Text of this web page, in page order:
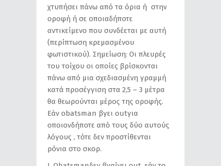
χτυπήσει πάνω από τα όρια ή στην
οροφή ή σε οποιαδήποτε
αντικείμενο που συνδέεται με αυτή
(περίπτωση κρεμασμένου
φωτιστικού). Σημείωση: Οι πλευρές
του τοίχου οι οποίες βρίσκονται
πάνω από μια σχεδιασμένη γραμμή
κατά προσέγγιση στα 2,5 – 3 μέτρα
θα θεωρούνται μέρος της οροφής.
Εάν obatsman βγει outγια
οποιονδήποτε από τους δύο αυτούς
λόγους , τότε δεν προστίθενται
ρόνια στο σκορ.